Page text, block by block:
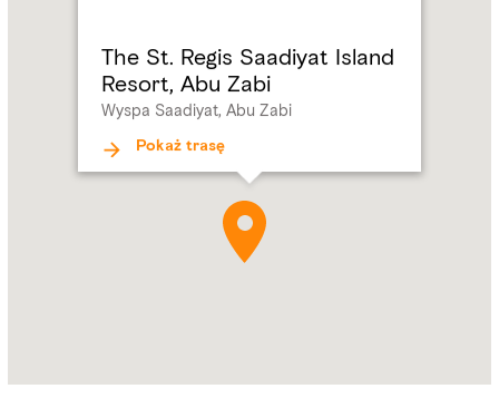
Wyspa
Saadiyat,
The St. Regis Saadiyat Island
Resort, Abu Zabi
Wyspa Saadiyat, Abu Zabi
Pokaż trasę